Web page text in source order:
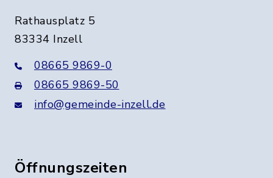
Rathausplatz 5
83334 Inzell
08665 9869-0
08665 9869-50
info@gemeinde-inzell.de
Öffnungszeiten